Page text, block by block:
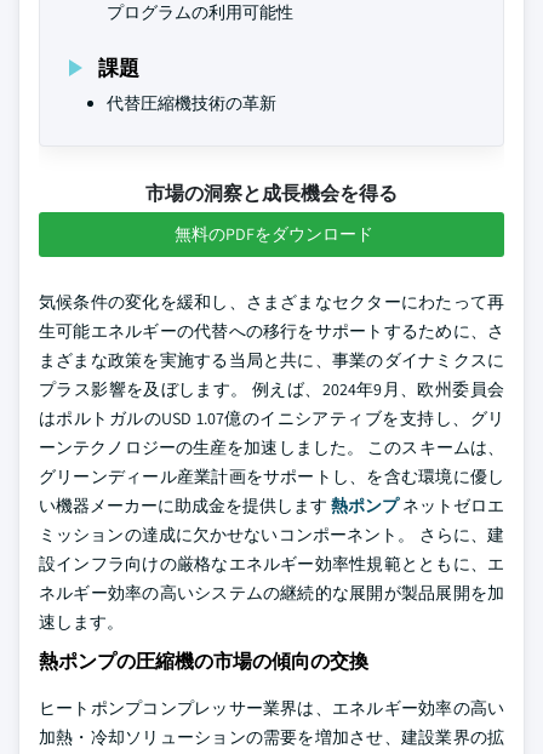
プログラムの利用可能性
課題
代替圧縮機技術の革新
市場の洞察と成長機会を得る
無料のPDFをダウンロード
気候条件の変化を緩和し、さまざまなセクターにわたって再
生可能エネルギーの代替への移行をサポートするために、さ
まざまな政策を実施する当局と共に、事業のダイナミクスに
プラス影響を及ぼします。 例えば、2024年9月、欧州委員会
はポルトガルのUSD 1.07億のイニシアティブを支持し、グリ
ーンテクノロジーの生産を加速しました。 このスキームは、
グリーンディール産業計画をサポートし、を含む環境に優し
い機器メーカーに助成金を提供します 熱ポンプネットゼロエ
ミッションの達成に欠かせないコンポーネント。 さらに、建
設インフラ向けの厳格なエネルギー効率性規範とともに、エ
ネルギー効率の高いシステムの継続的な展開が製品展開を加
速します。
熱ポンプの圧縮機の市場の傾向の交換
ヒートポンプコンプレッサー業界は、エネルギー効率の高い
加熱・冷却ソリューションの需要を増加させ、建設業界の拡